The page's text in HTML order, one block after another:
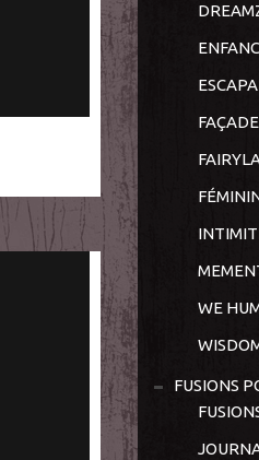
WE
FUSIONS